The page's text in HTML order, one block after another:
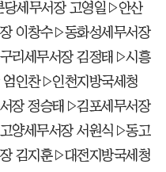
세무서장 고영일▷안산
이창수▷동화성세무서장
리세무서장 김정태▷시흥
인찬▷인천지방국세청
장 정승태▷김포세무서장
양세무서장 서원식▷동고
김지훈▷대전지방국세청